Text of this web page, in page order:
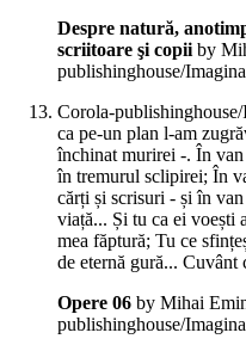
Despre natură,
scriitoare şi copiiby
publishinghouse/
Corola-
ca pe-un plan l-am
închinat murirei -. În
în tremurul sclipirei; În
cărți și scrisuri - și în van
viață... Și tu ca ei voești
mea făptură; Tu ce
de eternă gură... Cuvânt
Opere 06 by Mihai
publishinghouse/